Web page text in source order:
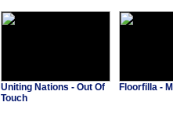
Uniting Nations - Out Of
Touch
Floorfilla -